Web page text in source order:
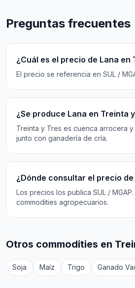
Preguntas frecuentes
¿Cuál es el precio de Lana en
El precio se referencia en SUL /
¿Se produce Lana en Treinta
Treinta y Tres es cuenca arrocera
junto con ganadería de cría.
¿Dónde consultar el precio
Los precios los publica SUL /
commodities agropecuarios.
Otros commodities en
Soja Maíz Trigo Ganado